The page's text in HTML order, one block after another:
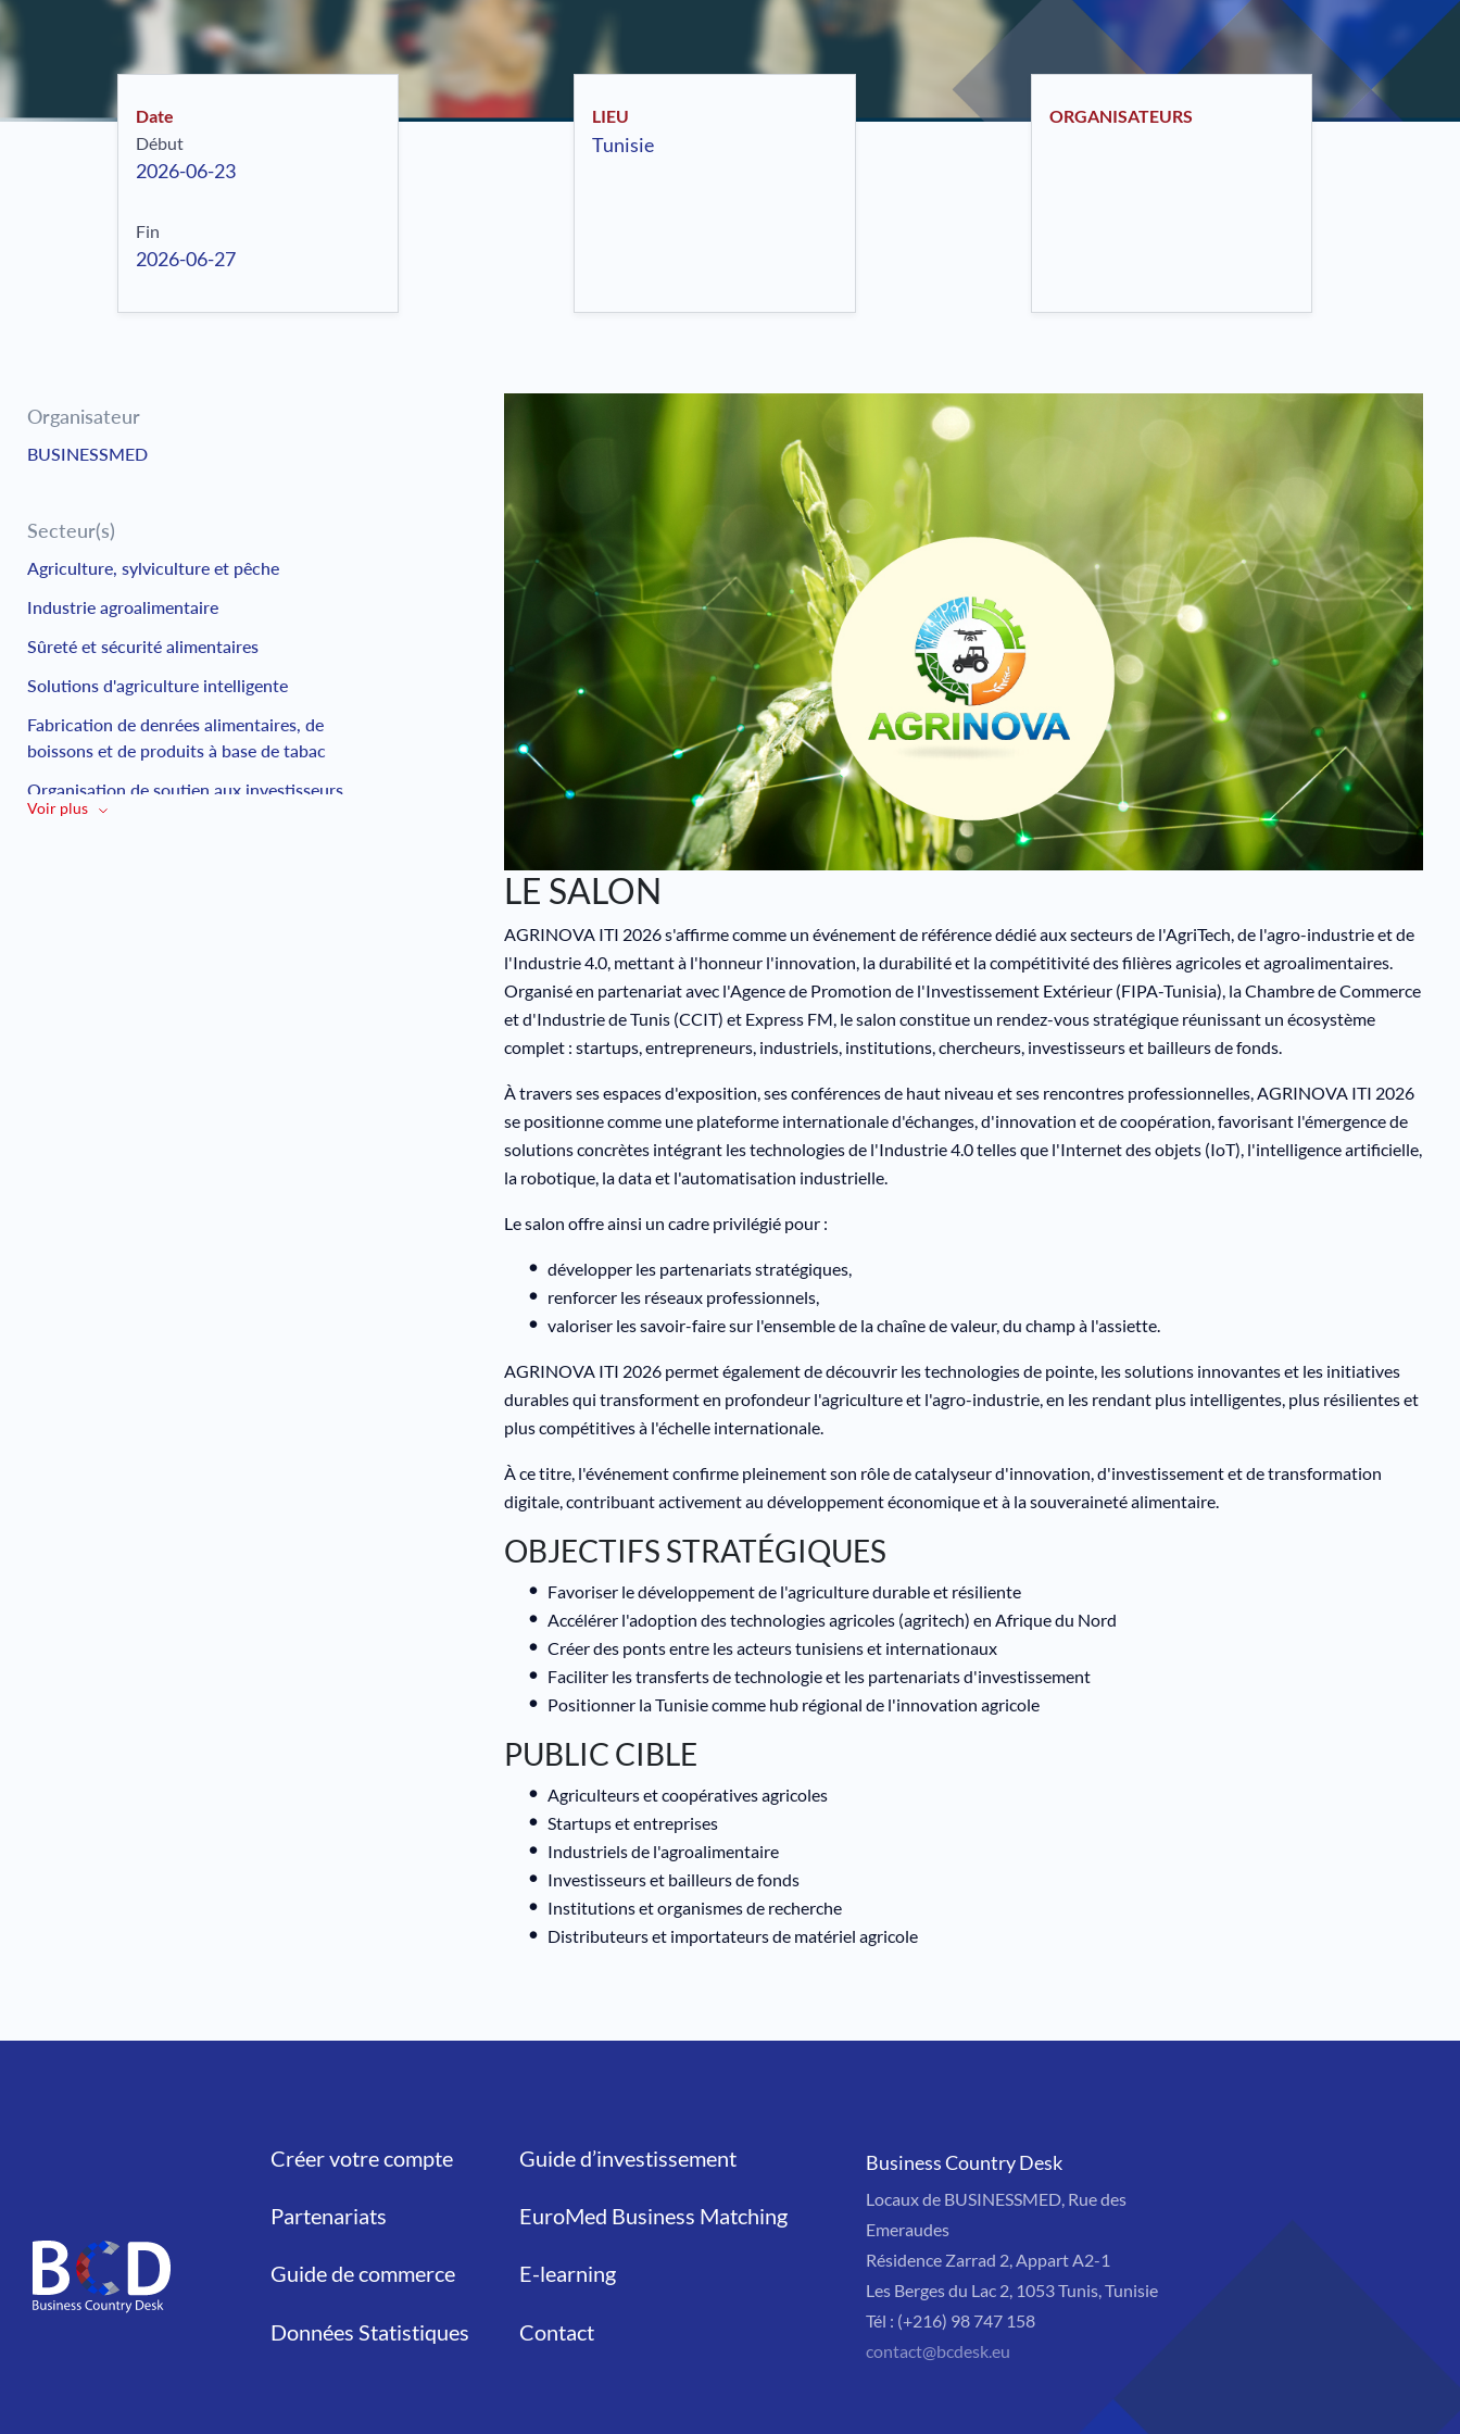
Date
Début
2026-06-23
Fin
2026-06-27
LIEU
Tunisie
ORGANISATEURS
Organisateur
BUSINESSMED
Secteur(s)
Agriculture, sylviculture et pêche
Industrie agroalimentaire
Sûreté et sécurité alimentaires
Solutions d'agriculture intelligente
Fabrication de denrées alimentaires, de
boissons et de produits à base de tabac
Organisation de soutien aux investisseurs
et aux start-ups
Voir plus
LE SALON
AGRINOVA ITI 2026 s'affirme comme un événement de référence dédié aux secteurs de l'AgriTech, de l'agro-industrie et de
l'Industrie 4.0, mettant à l'honneur l'innovation, la durabilité et la compétitivité des filières agricoles et agroalimentaires.
Organisé en partenariat avec l'Agence de Promotion de l'Investissement Extérieur (FIPA-Tunisia), la Chambre de Commerce
et d'Industrie de Tunis (CCIT) et Express FM, le salon constitue un rendez-vous stratégique réunissant un écosystème
complet : startups, entrepreneurs, industriels, institutions, chercheurs, investisseurs et bailleurs de fonds.
À travers ses espaces d'exposition, ses conférences de haut niveau et ses rencontres professionnelles, AGRINOVA ITI 2026
se positionne comme une plateforme internationale d'échanges, d'innovation et de coopération, favorisant l'émergence de
solutions concrètes intégrant les technologies de l'Industrie 4.0 telles que l'Internet des objets (IoT), l'intelligence artificielle,
la robotique, la data et l'automatisation industrielle.
Le salon offre ainsi un cadre privilégié pour :
développer les partenariats stratégiques,
renforcer les réseaux professionnels,
valoriser les savoir-faire sur l'ensemble de la chaîne de valeur, du champ à l'assiette.
AGRINOVA ITI 2026 permet également de découvrir les technologies de pointe, les solutions innovantes et les initiatives
durables qui transforment en profondeur l'agriculture et l'agro-industrie, en les rendant plus intelligentes, plus résilientes et
plus compétitives à l'échelle internationale.
À ce titre, l'événement confirme pleinement son rôle de catalyseur d'innovation, d'investissement et de transformation
digitale, contribuant activement au développement économique et à la souveraineté alimentaire.
OBJECTIFS STRATÉGIQUES
Favoriser le développement de l'agriculture durable et résiliente
Accélérer l'adoption des technologies agricoles (agritech) en Afrique du Nord
Créer des ponts entre les acteurs tunisiens et internationaux
Faciliter les transferts de technologie et les partenariats d'investissement
Positionner la Tunisie comme hub régional de l'innovation agricole
PUBLIC CIBLE
Agriculteurs et coopératives agricoles
Startups et entreprises
Industriels de l'agroalimentaire
Investisseurs et bailleurs de fonds
Institutions et organismes de recherche
Distributeurs et importateurs de matériel agricole
Liens
Créer votre compte
Partenariats
Guide de commerce
Données Statistiques
Liens
Guide d’investissement
EuroMed Business Matching
E-learning
Contact
Business Country Desk
Locaux de BUSINESSMED, Rue des
Emeraudes
Résidence Zarrad 2, Appart A2-1
Les Berges du Lac 2, 1053 Tunis, Tunisie
Tél : (+216) 98 747 158
contact@bcdesk.eu